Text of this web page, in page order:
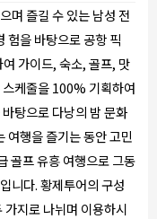
며 즐길 수 있는 남성 전
험을 바탕으로 공항 픽
가이드, 숙소, 골프, 맛
스케줄을 100% 기획하여
탕으로 다낭의 밤 문화
여행을 즐기는 동안 고민
골프 유흥 여행으로 그동
니다. 황제투어의 구성
지로 나뉘며 이용하시